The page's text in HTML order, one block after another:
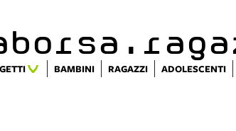
BAMBINI RAGAZZI ADOLESCENTI